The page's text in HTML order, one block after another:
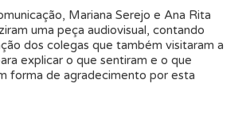
Mariana Serejo e Ana Rita
uma peça audiovisual, contando
dos colegas que também visitaram a
explicar o que sentiram e o que
forma de agradecimento por esta